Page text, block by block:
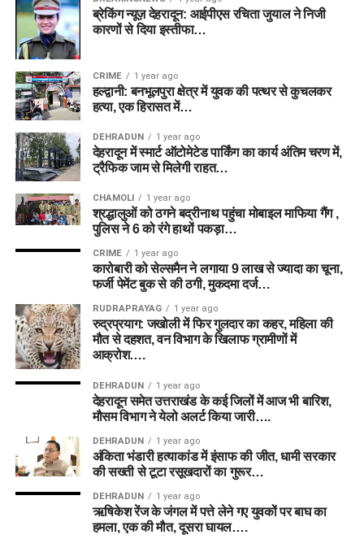
ब्रेकिंग न्यूज़ देहरादून: आईपीएस रचिता जुयाल ने निजी
कारणों से दिया इस्तीफा…
CRIME 1 year ago
हल्द्वानी: बनभूलपुरा क्षेत्र में युवक की पत्थर से कुचलकर
हत्या, एक हिरासत में…
DEHRADUN 1 year ago
देहरादून में स्मार्ट ऑटोमेटेड पार्किंग का कार्य अंतिम चरण में,
ट्रैफिक जाम से मिलेगी राहत…
CHAMOLI 1 year ago
श्रद्धालुओं को ठगने बद्रीनाथ पहुंचा मोबाइल माफिया गैंग ,
पुलिस ने 6 को रंगे हाथों पकड़ा…
CRIME 1 year ago
कारोबारी को सेल्समैन ने लगाया 9 लाख से ज्यादा का चूना,
फर्जी पेमेंट बुक से की ठगी, मुकदमा दर्ज…
RUDRAPRAYAG 1 year ago
रुद्रप्रयाग: जखोली में फिर गुलदार का कहर, महिला की
मौत से दहशत, वन विभाग के खिलाफ ग्रामीणों में
आक्रोश….
DEHRADUN 1 year ago
देहरादून समेत उत्तराखंड के कई जिलों में आज भी बारिश,
मौसम विभाग ने येलो अलर्ट किया जारी….
DEHRADUN 1 year ago
अंकिता भंडारी हत्याकांड में इंसाफ की जीत, धामी सरकार
की सख्ती से टूटा रसूखदारों का गुरूर…
DEHRADUN 1 year ago
ऋषिकेश रेंज के जंगल में पत्ते लेने गए युवकों पर बाघ का
हमला, एक की मौत, दूसरा घायल….